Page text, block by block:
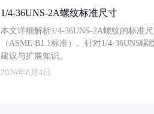
1/4-36UNS-2A螺纹标准尺寸
本文详细解析1/4-36UNS-2A螺纹的标准
（ASME B1.1标准）。针对1/4-36UNS
建议与扩展知识。
2026年8月4日